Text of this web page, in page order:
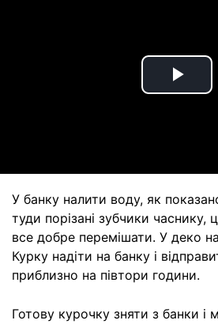
Play
У банку налити воду, як
туди порізані зубчики часнику,
все добре перемішати. У деко
Курку надіти на банку і
приблизно на півтори години.
Готову курочку зняти з банки